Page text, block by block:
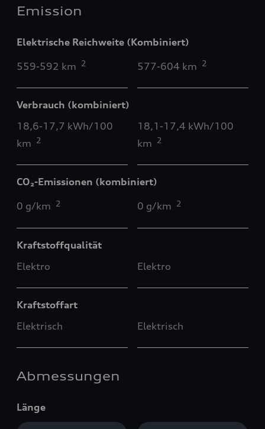
Emission
Elektrische Reichweite (Kombiniert)
559-592 km 2 577-604 km 2
Verbrauch (kombiniert)
18,6-17,7 kWh/100
km
2
18,1-17,4 kWh/100
km
2
CO₂-Emissionen (kombiniert)
0 g/km 2 0 g/km 2
Kraftstoffqualität
Elektro
Elektro
Kraftstoffart
Elektrisch
Elektrisch
Abmessungen
Länge